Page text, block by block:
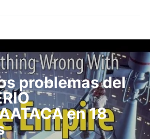
problemas del
en 18